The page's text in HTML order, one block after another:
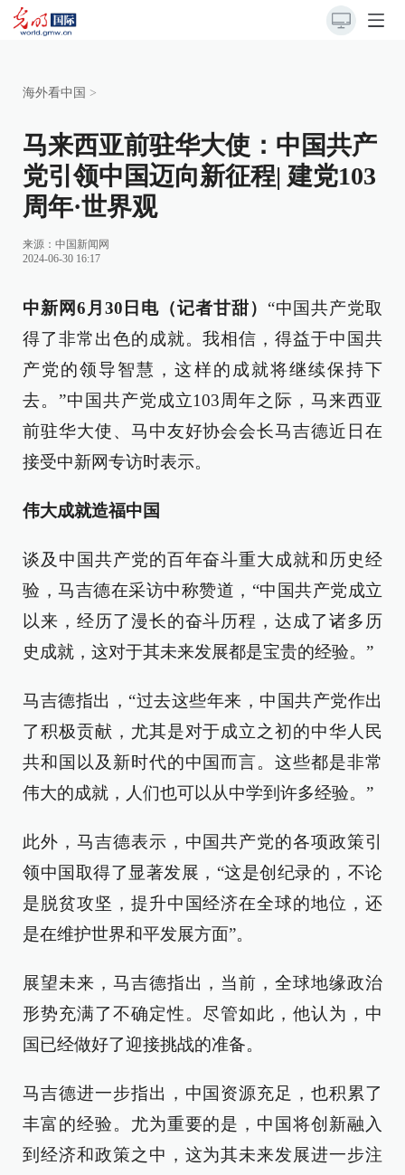
海外看中国 >
马来西亚前驻华大使：中国共产
党引领中国迈向新征程| 建党103
周年·世界观
来源： 中国新闻网
2024-06-30 16:17
中新网6月30日电（记者甘甜） “中国共产党取
得了非常出色的成就。我相信，得益于中国共
产党的领导智慧，这样的成就将继续保持下
去。”中国共产党成立103周年之际，马来西亚
前驻华大使、马中友好协会会长马吉德近日在
接受中新网专访时表示。
伟大成就造福中国
谈及中国共产党的百年奋斗重大成就和历史经
验，马吉德在采访中称赞道，“中国共产党成立
以来，经历了漫长的奋斗历程，达成了诸多历
史成就，这对于其未来发展都是宝贵的经验。”
马吉德指出，“过去这些年来，中国共产党作出
了积极贡献，尤其是对于成立之初的中华人民
共和国以及新时代的中国而言。这些都是非常
伟大的成就，人们也可以从中学到许多经验。”
此外，马吉德表示，中国共产党的各项政策引
领中国取得了显著发展，“这是创纪录的，不论
是脱贫攻坚，提升中国经济在全球的地位，还
是在维护世界和平发展方面”。
展望未来，马吉德指出，当前，全球地缘政治
形势充满了不确定性。尽管如此，他认为，中
国已经做好了迎接挑战的准备。
马吉德进一步指出，中国资源充足，也积累了
丰富的经验。尤为重要的是，中国将创新融入
到经济和政策之中，这为其未来发展进一步注